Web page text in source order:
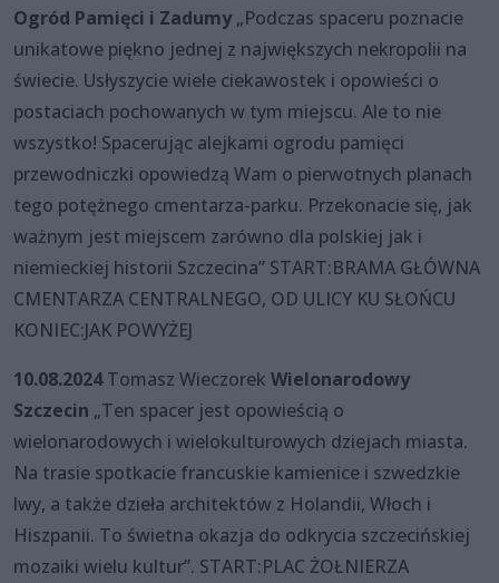
Ogród Pamięci i Zadumy „Podczas spaceru poznacie
unikatowe piękno jednej z największych nekropolii na
świecie. Usłyszycie wiele ciekawostek i opowieści o
postaciach pochowanych w tym miejscu. Ale to nie
wszystko! Spacerując alejkami ogrodu pamięci
przewodniczki opowiedzą Wam o pierwotnych planach
tego potężnego cmentarza-parku. Przekonacie się, jak
ważnym jest miejscem zarówno dla polskiej jak i
niemieckiej historii Szczecina” START:BRAMA GŁÓWNA
CMENTARZA CENTRALNEGO, OD ULICY KU SŁOŃCU
KONIEC:JAK POWYŻEJ
10.08.2024Tomasz Wieczorek Wielonarodowy
Szczecin „Ten spacer jest opowieścią o
wielonarodowych i wielokulturowych dziejach miasta.
Na trasie spotkacie francuskie kamienice i szwedzkie
lwy, a także dzieła architektów z Holandii, Włoch i
Hiszpanii. To świetna okazja do odkrycia szczecińskiej
mozaiki wielu kultur”. START:PLAC ŻOŁNIERZA